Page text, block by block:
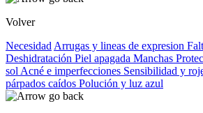
Volver
Necesidad Arrugas y lineas de expresion
Deshidratación Piel apagada Manchas
sol Acné e imperfecciones Sensibilidad y
párpados caídos Polución y luz azul